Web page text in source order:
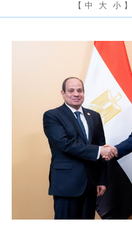
【 中 大 小 】